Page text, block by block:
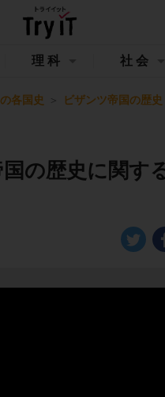
理科 社会
各国史 ビザンツ帝国の歴史
の歴史に関す